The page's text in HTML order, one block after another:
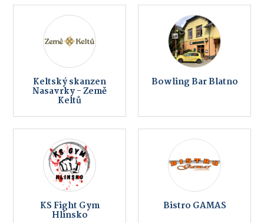
Keltský skanzen
Nasavrky - Země
Keltů
Bowling Bar Blatno
KS Fight Gym
Hlinsko
Bistro GAMAS